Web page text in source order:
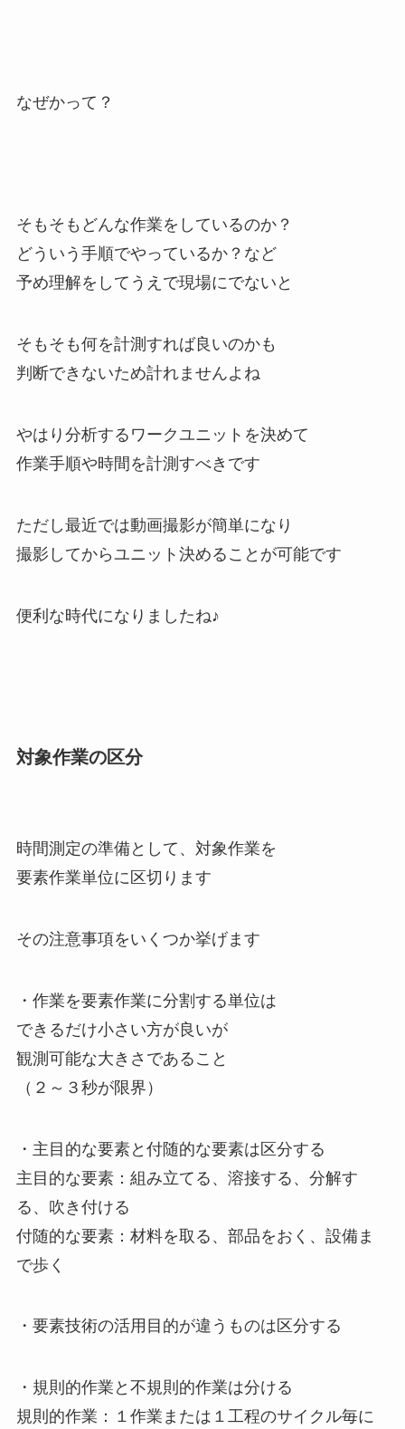
なぜかって？
そもそもどんな作業をしているのか？
どういう手順でやっているか？など
予め理解をしてうえで現場にでないと
そもそも何を計測すれば良いのかも
判断できないため計れませんよね
やはり分析するワークユニットを決めて
作業手順や時間を計測すべきです
ただし最近では動画撮影が簡単になり
撮影してからユニット決めることが可能です
便利な時代になりましたね♪
対象作業の区分
時間測定の準備として、対象作業を
要素作業単位に区切ります
その注意事項をいくつか挙げます
・作業を要素作業に分割する単位は
できるだけ小さい方が良いが
観測可能な大きさであること
（２～３秒が限界）
・主目的な要素と付随的な要素は区分する
主目的な要素：組み立てる、溶接する、分解す
る、吹き付ける
付随的な要素：材料を取る、部品をおく、設備ま
で歩く
・要素技術の活用目的が違うものは区分する
・規則的作業と不規則的作業は分ける
規則的作業：１作業または１工程のサイクル毎に